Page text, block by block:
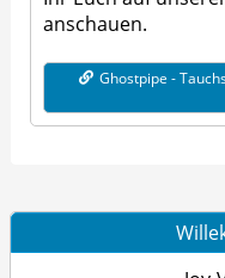
anschauen.
Ghostpipe -